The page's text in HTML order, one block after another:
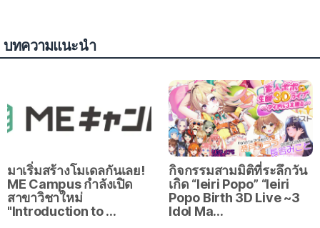
บทความแนะนำ
มาเริ่มสร้างโมเดลกันเลย!
ME Campus กำลังเปิด
สาขาวิชาใหม่
"Introduction to …
กิจกรรมสามมิติที่ระลึกวัน
เกิด “Ieiri Popo” “Ieiri
Popo Birth 3D Live ~3
Idol Ma…